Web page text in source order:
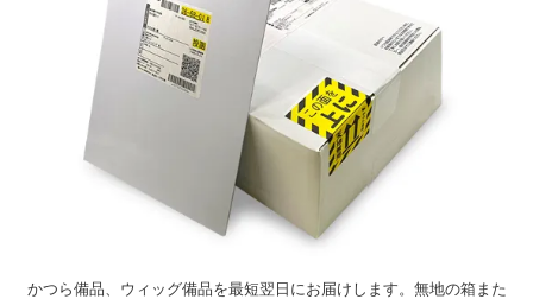
かつら備品、ウィッグ備品を最短翌日にお届けします。無地の箱また